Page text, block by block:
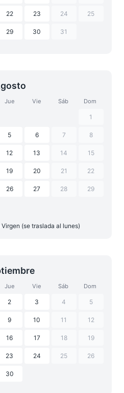
22 23 24 25
29 30 31
Jue Vie Sáb Dom
1
5 6 7 8
12 13 14 15
19 20 21 22
26 27 28 29
(se traslada al lunes)
Jue Vie Sáb Dom
2 3 4 5
9 10 11 12
16 17 18 19
23 24 25 26
30